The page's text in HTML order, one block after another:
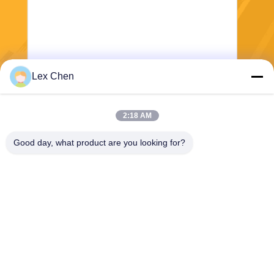
Senden
Lex Chen
2:18 AM
Good day, what product are you looking for?